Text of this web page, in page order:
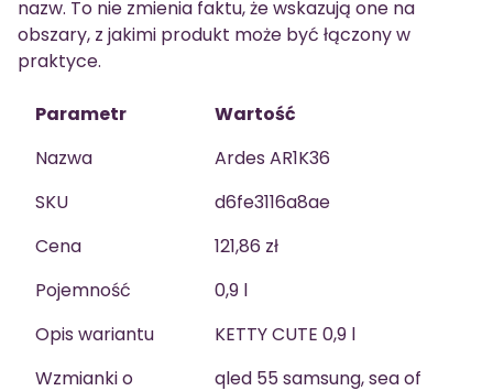
nazw. To nie zmienia faktu, że wskazują one na
obszary, z jakimi produkt może być łączony w
praktyce.
Parametr
Wartość
Nazwa
Ardes AR1K36
SKU
d6fe3116a8ae
Cena
121,86 zł
Pojemność
0,9 l
Opis wariantu
KETTY CUTE 0,9 l
Wzmianki o
qled 55 samsung, sea of